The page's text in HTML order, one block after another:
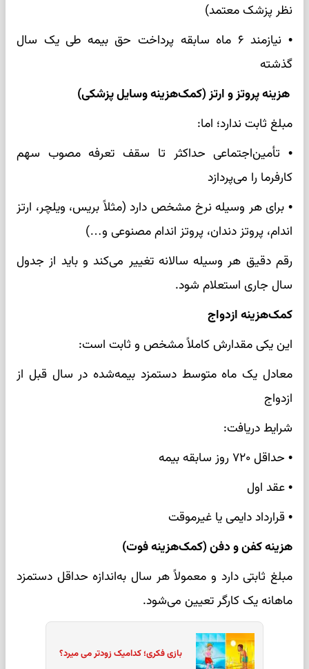
نظر پزشک معتمد)
• نیازمند ۶ ماه سابقه پرداخت حق بیمه طی یک سال
گذشته
هزینه پروتز و ارتز (کمک‌هزینه وسایل پزشکی)
مبلغ ثابت ندارد؛ اما:
• تأمین‌اجتماعی حداکثر تا سقف تعرفه مصوب سهم
کارفرما را می‌پردازد
• برای هر وسیله نرخ مشخص دارد (مثلاً بریس، ویلچر، ارتز
اندام، پروتز دندان، پروتز اندام مصنوعی و…)
رقم دقیق هر وسیله سالانه تغییر می‌کند و باید از جدول
سال جاری استعلام شود.
کمک‌هزینه ازدواج
این یکی مقدارش کاملاً مشخص و ثابت است:
معادل یک ماه متوسط دستمزد بیمه‌شده در سال قبل از
ازدواج
شرایط دریافت:
• حداقل ۷۲۰ روز سابقه بیمه
• عقد اول
• قرارداد دایمی یا غیرموقت
هزینه کفن و دفن (کمک‌هزینه فوت)
مبلغ ثابتی دارد و معمولاً هر سال به‌اندازه حداقل دستمزد
ماهانه یک کارگر تعیین می‌شود.
بازی فکری؛ کدامیک زودتر می میرد؟